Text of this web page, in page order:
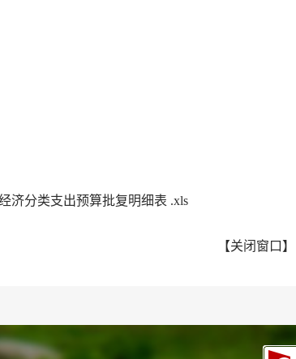
济分类支出预算批复明细表 .xls
【关闭窗口 】